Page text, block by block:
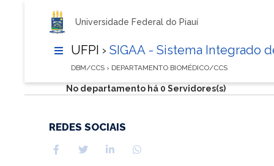
Universidade Federal do Piauí
UFPI › SIGAA - Sistema Integrado
DBM/CCS › DEPARTAMENTO BIOMÉDICO/CCS
No departamento há 0 Servidores(s)
REDES SOCIAIS